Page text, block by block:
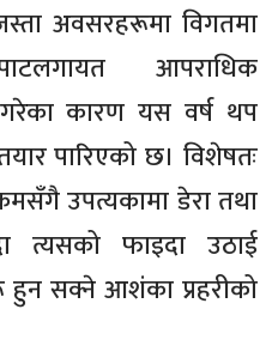
अवसरहरूमा विगतमा
आपराधिक
गरेका कारण यस वर्ष थप
पारिएको छ। विशेषतः
उपत्यकामा डेरा तथा
फाइदा उठाई
हुन सक्ने आशंका प्रहरीको